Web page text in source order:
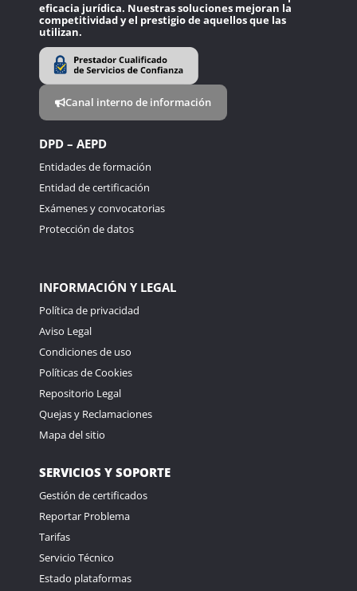
eficacia jurídica. Nuestras soluciones mejoran la
competitividad y el prestigio de aquellos que las
utilizan.
Canal interno de información
DPD – AEPD
Entidades de formación
Entidad de certificación
Exámenes y convocatorias
Protección de datos
INFORMACIÓN Y LEGAL
Política de privacidad
Aviso Legal
Condiciones de uso
Políticas de Cookies
Repositorio Legal
Quejas y Reclamaciones
Mapa del sitio
SERVICIOS Y SOPORTE
Gestión de certificados
Reportar Problema
Tarifas
Servicio Técnico
Estado plataformas